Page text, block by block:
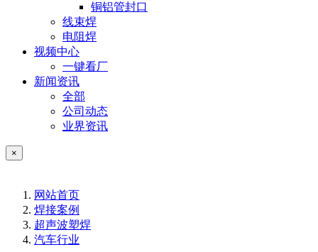
铜铝管封口
线束焊
电阻焊
视频中心
一键看厂
新闻资讯
全部
公司动态
业界资讯
×
网站首页
焊接案例
超声波塑焊
汽车行业